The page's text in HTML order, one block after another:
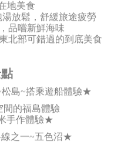
地美食
湯放鬆，舒緩旅途疲勞
品嚐新鮮海味
北部可錯過的到底美食
島~搭乘遊船體驗★
間的福島體驗
手作體驗★
之一~五色沼★